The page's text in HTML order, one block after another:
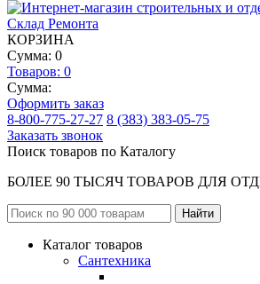
КОРЗИНА
Сумма: 0
Товаров: 0
Сумма:
Оформить заказ
8-800-775-27-27 8 (383) 383-05-75
Заказать звонок
Поиск товаров по Каталогу
БОЛЕЕ 90 ТЫСЯЧ ТОВАРОВ ДЛЯ
Каталог товаров
Сантехника